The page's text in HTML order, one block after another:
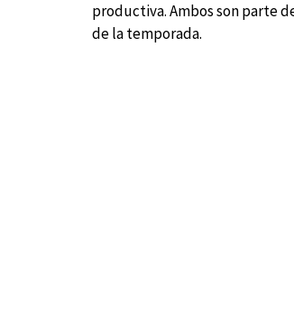
productiva. Ambos son parte
de la temporada.